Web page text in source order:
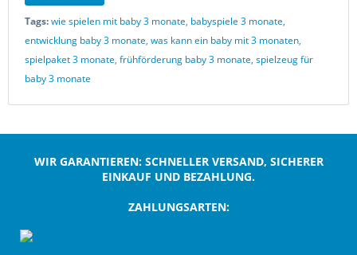
Tags:wie spielen mit baby 3 monate, babyspiele 3 monate,
entwicklung baby 3 monate, was kann ein baby mit 3 monaten,
spielpaket 3 monate, frühförderung baby 3 monate, spielzeug für
baby 3 monate
WIR GARANTIEREN: SCHNELLER VERSAND, SICHERER
EINKAUF UND BEZAHLUNG.
ZAHLUNGSARTEN: